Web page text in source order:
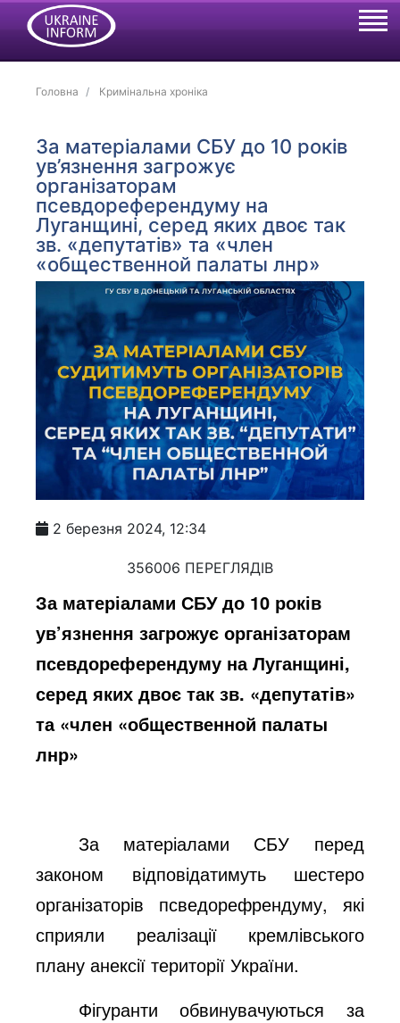
Головна Кримінальна хроніка
За матеріалами СБУ до 10 років
ув’язнення загрожує
організаторам
псевдореферендуму на
Луганщині, серед яких двоє так
зв. «депутатів» та «член
«общественной палаты лнр»
2 березня 2024, 12:34
356006 ПЕРЕГЛЯДІВ
За матеріалами СБУ до 10 років
ув’язнення загрожує організаторам
псевдореферендуму на Луганщині,
серед яких двоє так зв. «депутатів»
та «член «общественной палаты
лнр»
За матеріалами СБУ перед
законом відповідатимуть шестеро
організаторів псведорефрендуму, які
сприяли реалізації кремлівського
плану анексії території України.
Фігуранти обвинувачуються за